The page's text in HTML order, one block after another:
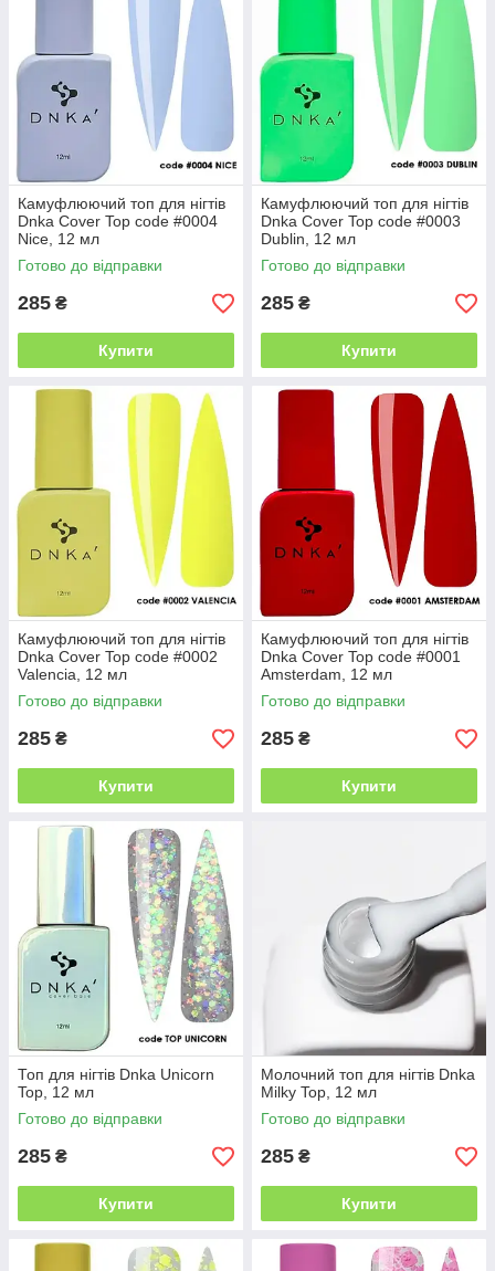
Камуфлюючий топ для нігтів
Dnka Cover Top code #0004
Nice, 12 мл
Готово до відправки
285 ₴
Купити
Камуфлюючий топ для нігтів
Dnka Cover Top code #0003
Dublin, 12 мл
Готово до відправки
285 ₴
Купити
Камуфлюючий топ для нігтів
Dnka Cover Top code #0002
Valencia, 12 мл
Готово до відправки
285 ₴
Купити
Камуфлюючий топ для нігтів
Dnka Cover Top code #0001
Amsterdam, 12 мл
Готово до відправки
285 ₴
Купити
Топ для нігтів Dnka Unicorn
Top, 12 мл
Готово до відправки
285 ₴
Купити
Молочний топ для нігтів Dnka
Milky Top, 12 мл
Готово до відправки
285 ₴
Купити